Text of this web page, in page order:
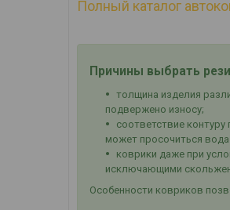
Полный каталог
Причины выбрать
толщина изделия
подвержено износу;
соответствие
может просочиться
коврики даже при
исключающими
Особенности ковриков